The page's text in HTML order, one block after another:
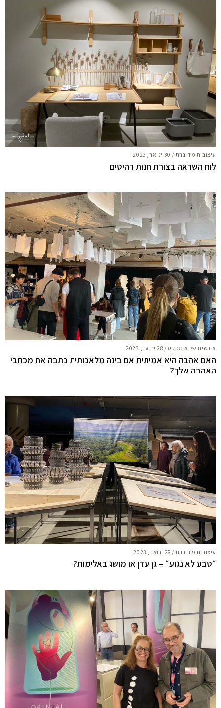
עיצובית מדוברת / 30 ינואר, 2023
לוח השראה בצורת חנות רהיטים
א.נשים של אימפקט/ 28 ינואר, 2023
האם אהבה היא אמיתית אם בינה מלאכותית כתבה את מכתבי
האהבה שלך?
עיצובית מדוברת / 28 ינואר, 2023
״טבע לא נגוע״ – גן עדן או מושג באלימות?